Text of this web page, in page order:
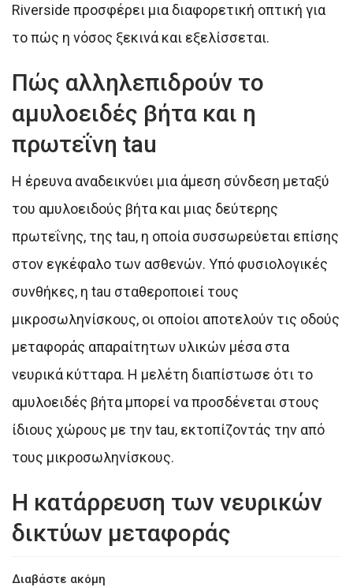
Riverside προσφέρει μια διαφορετική οπτική για
το πώς η νόσος ξεκινά και εξελίσσεται.
Πώς αλληλεπιδρούν το
αμυλοειδές βήτα και η
πρωτεΐνη tau
Η έρευνα αναδεικνύει μια άμεση σύνδεση μεταξύ
του αμυλοειδούς βήτα και μιας δεύτερης
πρωτεΐνης, της tau, η οποία συσσωρεύεται επίσης
στον εγκέφαλο των ασθενών. Υπό φυσιολογικές
συνθήκες, η tau σταθεροποιεί τους
μικροσωληνίσκους, οι οποίοι αποτελούν τις οδούς
μεταφοράς απαραίτητων υλικών μέσα στα
νευρικά κύτταρα. Η μελέτη διαπίστωσε ότι το
αμυλοειδές βήτα μπορεί να προσδένεται στους
ίδιους χώρους με την tau, εκτοπίζοντάς την από
τους μικροσωληνίσκους.
Η κατάρρευση των νευρικών
δικτύων μεταφοράς
Διαβάστε ακόμη